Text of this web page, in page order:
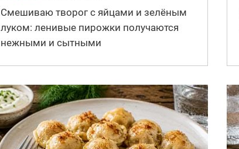
Смешиваю творог с яйцами и зелёным
луком: ленивые пирожки получаются
нежными и сытными